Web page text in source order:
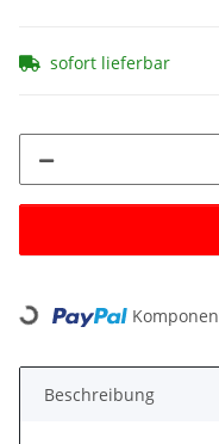
sofort lieferbar
Loading...
Beschreibung